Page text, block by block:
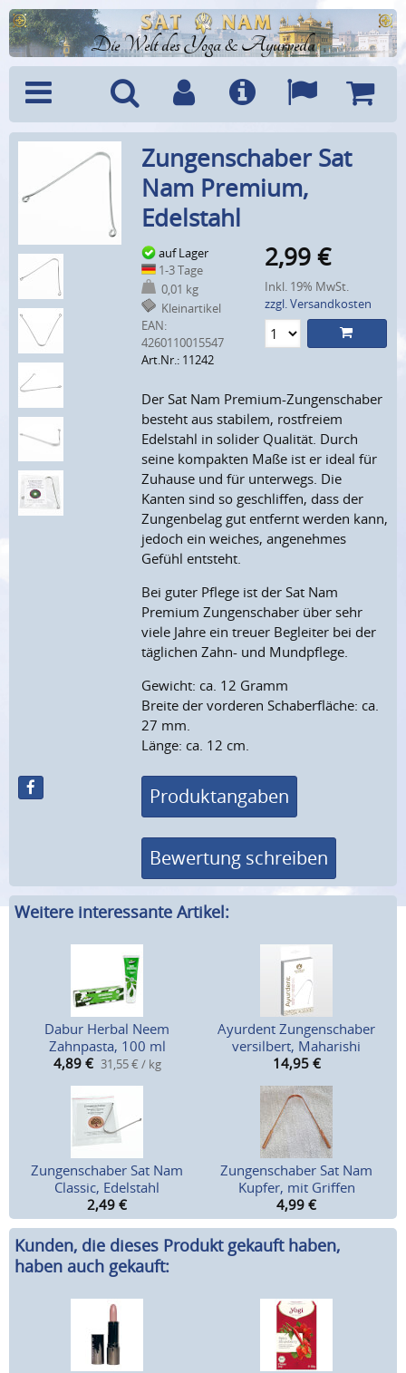
Die Welt des Yoga & Ayurveda
SucheBenutzerkonto
Info Sprachen
Zungenschaber Sat
Nam Premium,
Edelstahl
auf Lager
1-3 Tage
0,01 kg
Kleinartikel
EAN:
4260110015547
Art.Nr.: 11242
2,99 €
Inkl. 19% MwSt.
zzgl. Versandkosten
Der Sat Nam Premium-Zungenschaber
besteht aus stabilem, rostfreiem
Edelstahl in solider Qualität. Durch
seine kompakten Maße ist er ideal für
Zuhause und für unterwegs. Die
Kanten sind so geschliffen, dass der
Zungenbelag gut entfernt werden kann,
jedoch ein weiches, angenehmes
Gefühl entsteht.
Bei guter Pflege ist der Sat Nam
Premium Zungenschaber über sehr
viele Jahre ein treuer Begleiter bei der
täglichen Zahn- und Mundpflege.
Gewicht: ca. 12 Gramm
Breite der vorderen Schaberfläche: ca.
27 mm.
Länge: ca. 12 cm.
Produktangaben
Bewertung schreiben
Weitere interessante Artikel:
Dabur Herbal Neem
Zahnpasta, 100 ml
4,89 € 31,55 € / kg
Ayurdent Zungenschaber
versilbert, Maharishi
14,95 €
Zungenschaber Sat Nam
Classic, Edelstahl
2,49 €
Zungenschaber Sat Nam
Kupfer, mit Griffen
4,99 €
Kunden, die dieses Produkt gekauft haben,
haben auch gekauft: